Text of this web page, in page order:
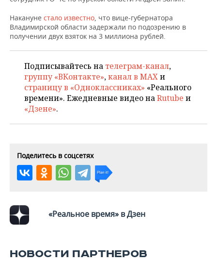
ЭНЕРГЕТИКА
ТЕЛЕКОММУНИКАЦИИ
БИЗНЕС-БРАНЧИ
ОТКРЫТАЯ ЛЕКЦИЯ
ФУТБОЛ
БАСКЕТБОЛ
ВОЛЕЙБОЛ
КИБЕРСПОРТ
ВОДНЫЕ ВИДЫ СПОРТА
НОВОСТИ ОБЩЕСТВА
ИНФРАСТРУКТУРА
ИСТОРИЯ
КУЛЬТУРА
ОБРАЗОВАНИЕ
ФОТОГАЛЕРЕЯ
СПРАВОЧНИК
СПИСОК ПЕРСОН
СПИСОК КОМПАНИЙ
ПОЛНАЯ ВЕРСИЯ
Накануне стало известно, что вице-губернатора
Владимирской области задержали по подозрению в
получении двух взяток на 3 миллиона рублей.
Подписывайтесь на телеграм-канал,
группу «ВКонтакте»,канал в MAXи
страницу в «Одноклассниках» «Реального
времени». Ежедневные видео наRutube и
«Дзене».
Поделитесь в соцсетях
«Реальное время» в Дзен
НОВОСТИ ПАРТНЕРОВ